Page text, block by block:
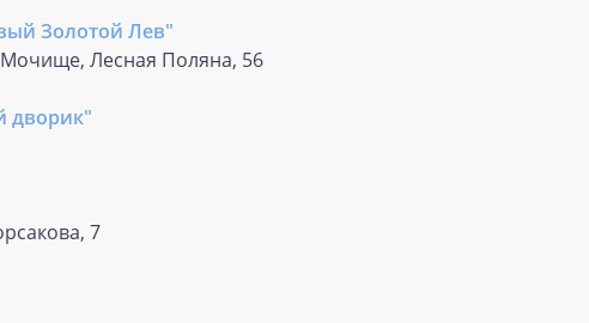
Золотой Лев"
Лесная Поляна, 56
дворик"
7